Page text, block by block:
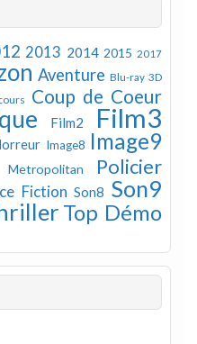
2013 2014 2015 2017
Aventure Blu-ray 3D
Coup de Coeur
Film2 Film3
Image8 Image9
Metropolitan Policier
Fiction Son8 Son9
Top Démo